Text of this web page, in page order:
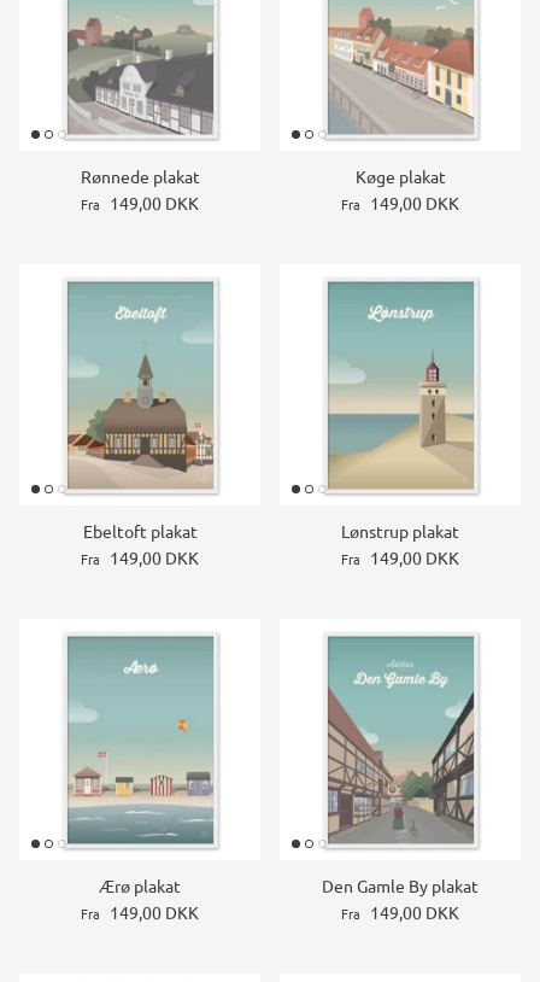
Rønnede plakat
Fra 149,00 DKK
Køge plakat
Fra 149,00 DKK
Ebeltoft plakat
Fra 149,00 DKK
Lønstrup plakat
Fra 149,00 DKK
Ærø plakat
Fra 149,00 DKK
Den Gamle By plakat
Fra 149,00 DKK